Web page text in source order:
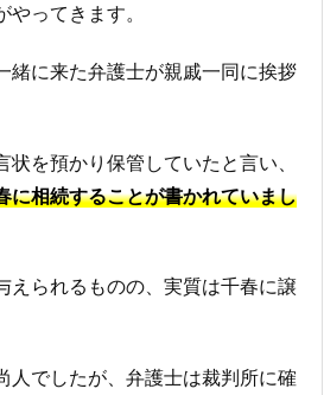
ってきます。
緒に来た弁護士が親戚一同に挨拶
を預かり保管していたと言い、
に相続することが書かれていまし
えられるものの、実質は千春に譲
人でしたが、弁護士は裁判所に確